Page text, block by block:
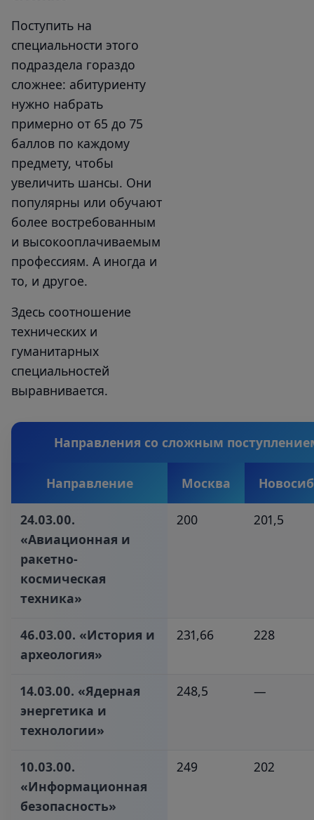
Поступить на
специальности этого
подраздела гораздо
сложнее: абитуриенту
нужно набрать
примерно от 65 до 75
баллов по каждому
предмету, чтобы
увеличить шансы. Они
популярны или обучают
более востребованным
и высокооплачиваемым
профессиям. А иногда и
то, и другое.
Здесь соотношение
технических и
гуманитарных
специальностей
выравнивается.
Направления со сложным
Направление Москва
24.03.00.
«Авиационная и
ракетно-
космическая
техника»‎
200 201,5
46.03.00. «История и
археология»‎
231,66 228
14.03.00. «Ядерная
энергетика и
технологии»‎
248,5 —
10.03.00.
«Информационная
безопасность»‎
249 202